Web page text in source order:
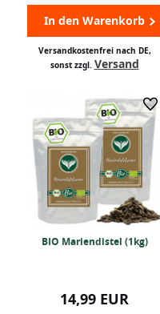
In den Warenkorb
Versandkostenfrei nach DE,
sonst zzgl. Versand
BIO Mariendistel (1kg)
14,99 EUR